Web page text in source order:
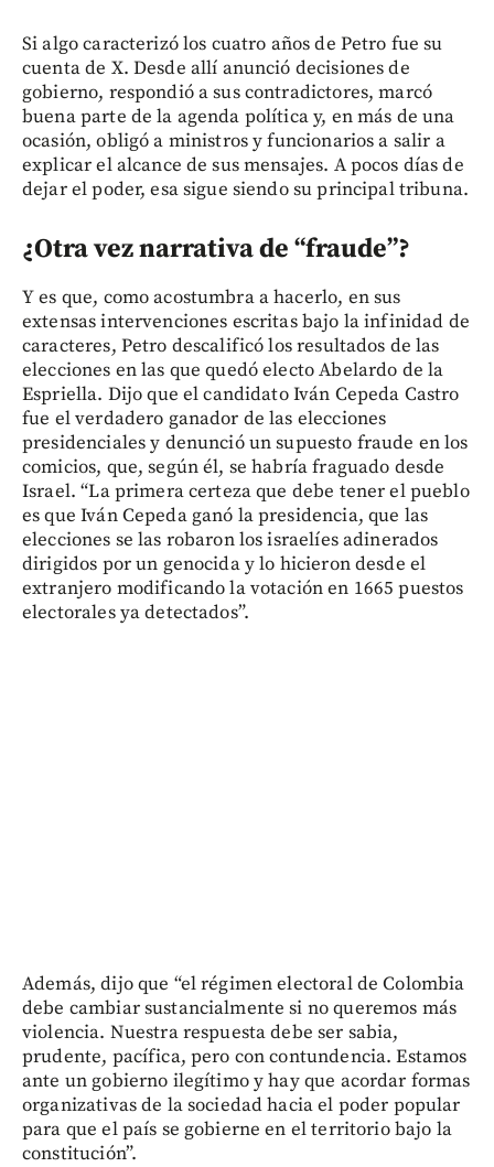
Si algo caracterizó los cuatro años de Petro fue su
cuenta de X. Desde allí anunció decisiones de
gobierno, respondió a sus contradictores, marcó
buena parte de la agenda política y, en más de una
ocasión, obligó a ministros y funcionarios a salir a
explicar el alcance de sus mensajes. A pocos días de
dejar el poder, esa sigue siendo su principal tribuna.
¿Otra vez narrativa de “fraude”?
Y es que, como acostumbra a hacerlo, en sus
extensas intervenciones escritas bajo la infinidad de
caracteres, Petro descalificó los resultados de las
elecciones en las que quedó electo Abelardo de la
Espriella. Dijo que el candidato Iván Cepeda Castro
fue el verdadero ganador de las elecciones
presidenciales y denunció un supuesto fraude en los
comicios, que, según él, se habría fraguado desde
Israel. “La primera certeza que debe tener el pueblo
es que Iván Cepeda ganó la presidencia, que las
elecciones se las robaron los israelíes adinerados
dirigidos por un genocida y lo hicieron desde el
extranjero modificando la votación en 1665 puestos
electorales ya detectados”.
Además, dijo que “el régimen electoral de Colombia
debe cambiar sustancialmente si no queremos más
violencia. Nuestra respuesta debe ser sabia,
prudente, pacífica, pero con contundencia. Estamos
ante un gobierno ilegítimo y hay que acordar formas
organizativas de la sociedad hacia el poder popular
para que el país se gobierne en el territorio bajo la
constitución”.